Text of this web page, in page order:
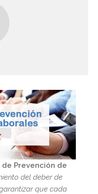
Prevención de
del deber de
que cada